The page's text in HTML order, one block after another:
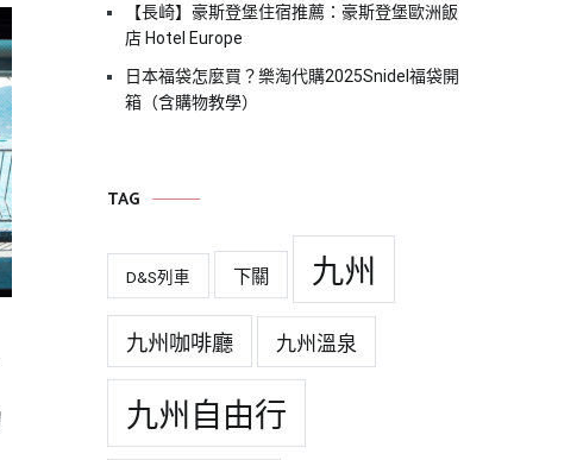
【長崎】豪斯登堡住宿推薦：豪斯登堡歐洲飯
店 Hotel Europe
日本福袋怎麼買？樂淘代購2025Snidel福袋開
箱（含購物教學）
TAG
D&S列車 下關 九州
九州咖啡廳 九州溫泉
九州自由行